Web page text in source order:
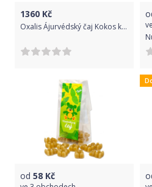
1360 Kč
Oxalis Ájurvédský čaj Kokos kurkuma 1 kg 1 Kg ve
od 58 Kč